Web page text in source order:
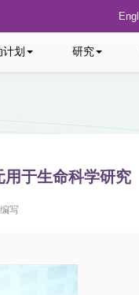
划 研究
用于生命科学研究
编写